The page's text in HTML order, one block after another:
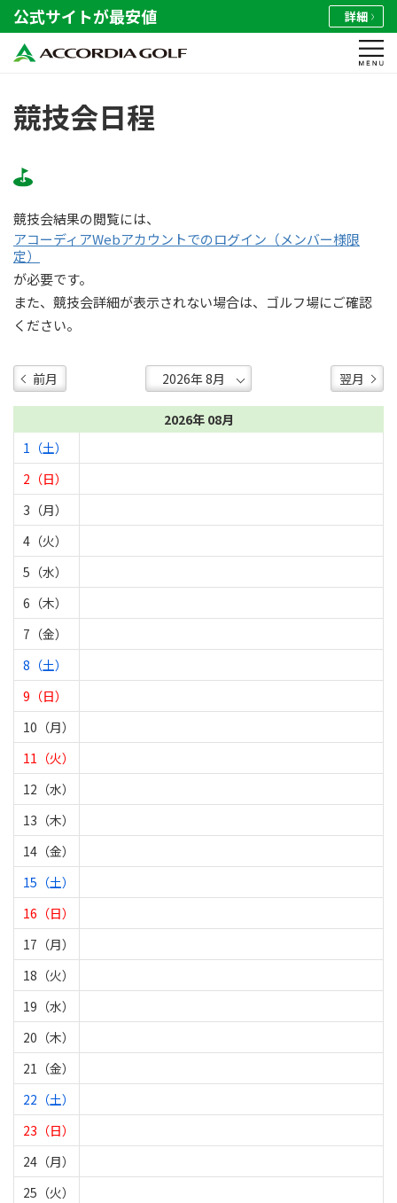
公式サイトが最安値 詳細
競技会日程
競技会結果の閲覧には、
アコーディアWebアカウントでのログイン（メンバー様限
定）
が必要です。
また、競技会詳細が表示されない場合は、ゴルフ場にご確認
ください。
前月 翌月
2026年 08月
1（土）
2（日）
3（月）
4（火）
5（水）
6（木）
7（金）
8（土）
9（日）
10（月）
11（火）
12（水）
13（木）
14（金）
15（土）
16（日）
17（月）
18（火）
19（水）
20（木）
21（金）
22（土）
23（日）
24（月）
25（火）